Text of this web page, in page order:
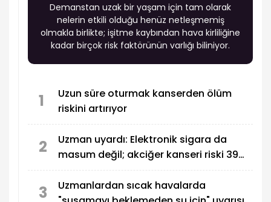
Demanstan uzak bir yaşam için tam olarak
nelerin etkili olduğu henüz netleşmemiş
olmakla birlikte; işitme kaybından hava kirliliğine
kadar birçok risk faktörünün varlığı biliniyor.
1
Uzun süre oturmak kanserden ölüm
riskini artırıyor
2
Uzman uyardı: Elektronik sigara da
masum değil; akciğer kanseri riski 39
3
Uzmanlardan sıcak havalarda